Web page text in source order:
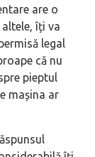
are o
îți va
legal
că nu
pieptul
mașina ar